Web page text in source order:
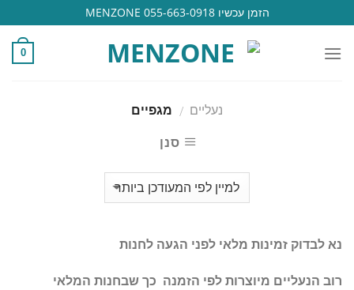
to
content
הזמן עכשיו 055-663-0918 MENZONE
0
נעליים / מגפיים
סנן
נא לבדוק זמינות מלאי לפני הגעה לחנות
רוב הנעליים מיוצרות לפי הזמנה כך שבחנות המלאי